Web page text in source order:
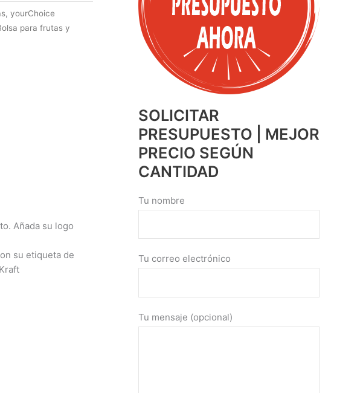
,yourChoice
para frutas y
Añada su logo
su etiqueta de
SOLICITAR
PRESUPUESTO | MEJOR
PRECIO SEGÚN
CANTIDAD
Tu nombre
Tu correo electrónico
Tu mensaje (opcional)